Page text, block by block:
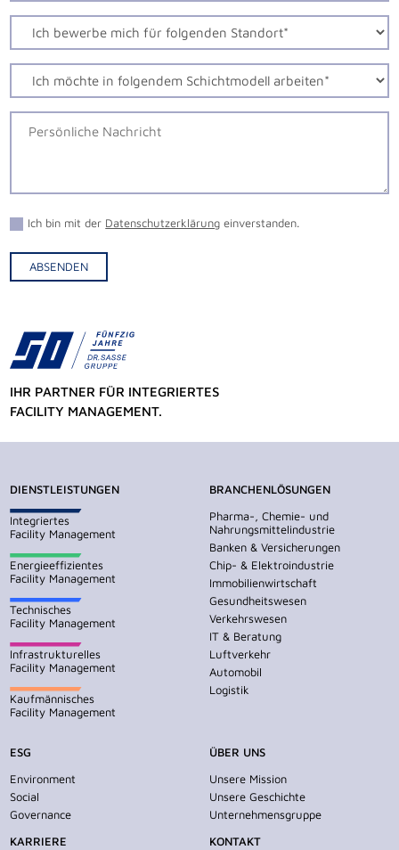
Ich bin mit der Datenschutzerklärung einverstanden.
ABSENDEN
IHR PARTNER FÜR INTEGRIERTES
FACILITY MANAGEMENT.
DIENSTLEISTUNGEN
Integriertes
Facility Management
Energieeffizientes
Facility Management
Technisches
Facility Management
Infrastrukturelles
Facility Management
Kaufmännisches
Facility Management
BRANCHENLÖSUNGEN
Pharma-, Chemie- und
Nahrungsmittelindustrie
Banken & Versicherungen
Chip- & Elektroindustrie
Immobilienwirtschaft
Gesundheitswesen
Verkehrswesen
IT & Beratung
Luftverkehr
Automobil
Logistik
ESG
Environment
Social
Governance
KARRIERE
ÜBER UNS
Unsere Mission
Unsere Geschichte
Unternehmensgruppe
KONTAKT